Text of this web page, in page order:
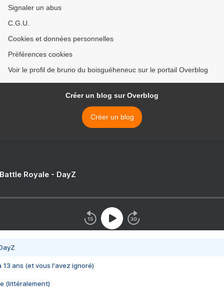
Signaler un abus
C.G.U.
Cookies et données personnelles
Préférences cookies
Voir le profil de bruno du boisguéheneuc sur le portail Overblog
Créer un blog sur Overblog
Créer un blog
Royale - DayZ
13 ans (et vous l'avez ignoré)
(littéralement)